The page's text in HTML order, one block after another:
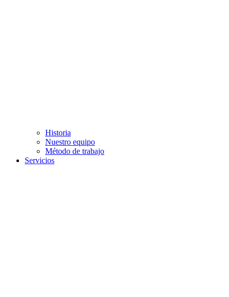
Historia
Nuestro equipo
Método de trabajo
Servicios